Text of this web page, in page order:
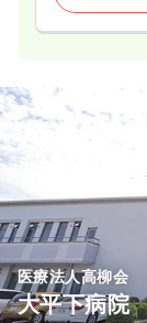
医療法人高柳会
大平下病院